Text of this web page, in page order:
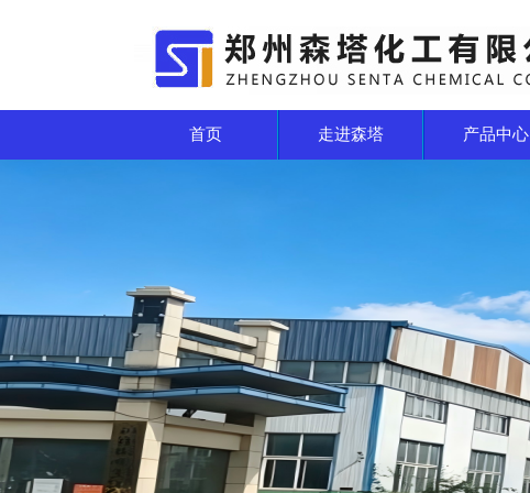
首页 走进森塔 产品中心